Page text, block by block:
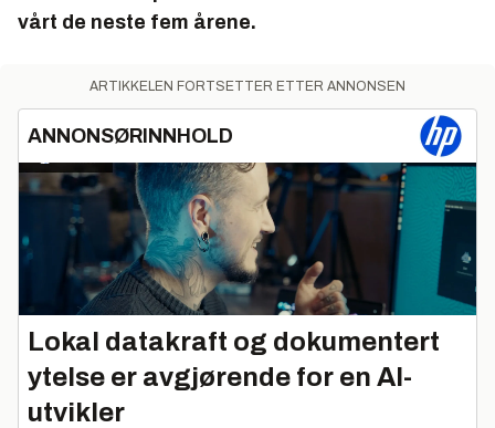
vårt de neste fem årene.
ARTIKKELEN FORTSETTER ETTER ANNONSEN
ANNONSØRINNHOLD
Lokal datakraft og dokumentert
ytelse er avgjørende for en AI-
utvikler